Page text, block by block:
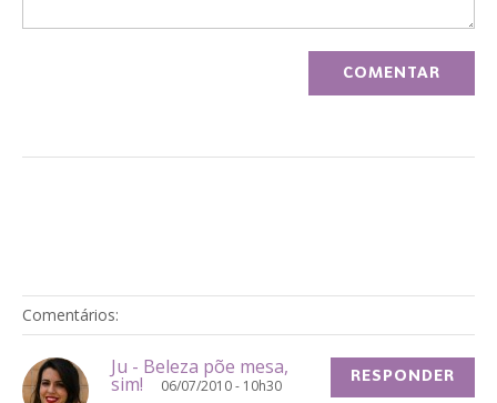
Comentários:
Ju - Beleza põe mesa,
sim! 06/07/2010 - 10h30 RESPONDER